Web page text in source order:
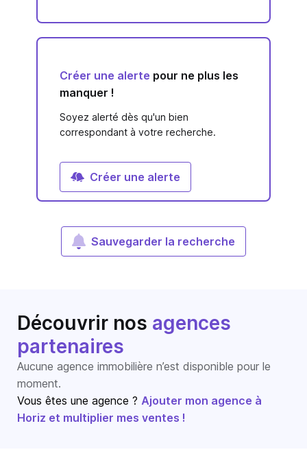
Créer une alerte pour ne plus les
manquer !
Soyez alerté dès qu'un bien
correspondant à votre recherche.
Créer une alerte
Sauvegarder la recherche
Découvrir nos agences
partenaires
Aucune agence immobilière n’est disponible pour le
moment.
Vous êtes une agence ? Ajouter mon agence à
Horiz et multiplier mes ventes !